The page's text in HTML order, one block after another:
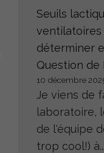
Seuils
ventilatoires
déterminer
Question de
10 décembre
Je viens de
laboratoire,
de l'équipe
trop cool!) à...